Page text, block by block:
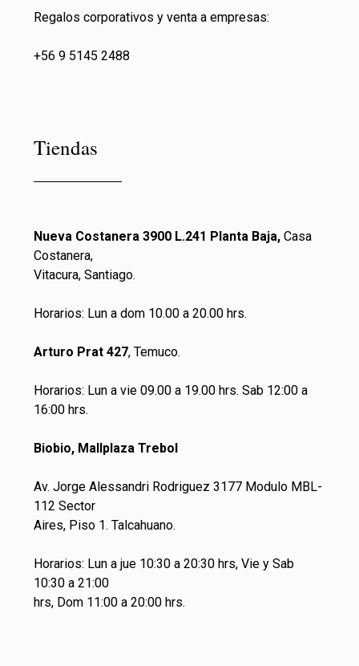
Regalos corporativos y venta a empresas:
+56 9 5145 2488
Tiendas
Nueva Costanera 3900 L.241 Planta Baja, Casa
Costanera,
Vitacura, Santiago.
Horarios: Lun a dom 10.00 a 20.00 hrs.
Arturo Prat 427, Temuco.
Horarios: Lun a vie 09.00 a 19.00 hrs. Sab 12:00 a
16:00 hrs.
Biobio, Mallplaza Trebol
Av. Jorge Alessandri Rodriguez 3177 Modulo MBL-
112 Sector
Aires, Piso 1. Talcahuano.
Horarios: Lun a jue 10:30 a 20:30 hrs, Vie y Sab
10:30 a 21:00
hrs, Dom 11:00 a 20:00 hrs.